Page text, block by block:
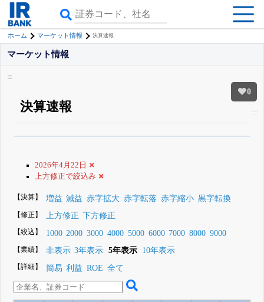
ホーム マーケット情報 決算速報
0
マーケット情報
決算速報
登録すると永久30%OFFと米株版の先行利用も付きます
2026年4月22日
上方修正で絞込み
【決算】 増益 減益 赤字拡大 赤字転落 赤字縮小 黒字転換
【修正】 上方修正 下方修正
【絞込】 1000 2000 3000 4000 5000 6000 7000 8000 9000
【業績】 非表示 3年表示 5年表示 10年表示
【詳細】 簡易 利益 ROE 全て